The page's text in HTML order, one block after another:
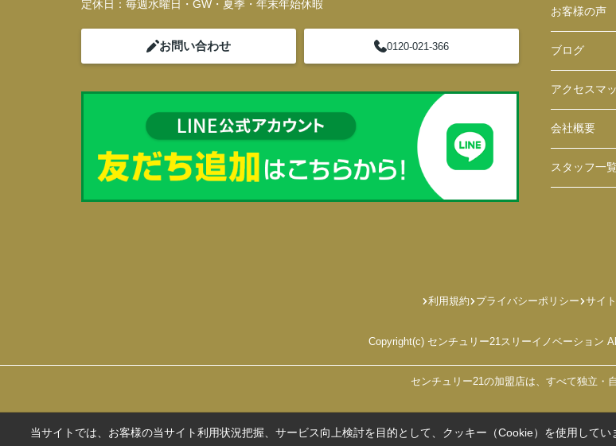
定休日： 毎週水曜日・GW・夏季・年末年始休暇
お問い合わせ 0120-021-366
お客様の声
ブログ
アクセスマ
会社概要
スタッフ一
利用規約 プライバシーポリシー サイ
Copyright(c) センチュリー21スリーイノベーション
センチュリー21の加盟店は、すべて独立・自
当サイトでは、お客様の当サイト利用状況把握、サービス向上検討を目的として、クッキー（Cookie）を使用してい